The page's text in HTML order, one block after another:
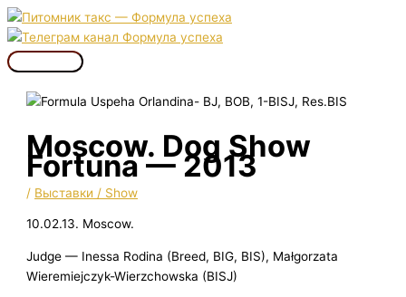
Перейти
к
содержимому
Главное
Moscow. Dog Show
Fortuna — 2013
/ Выставки / Show
10.02.13. Moscow.
Judge — Inessa Rodina (Breed, BIG, BIS), Małgorzata
Wieremiejczyk-Wierzchowska (BISJ)